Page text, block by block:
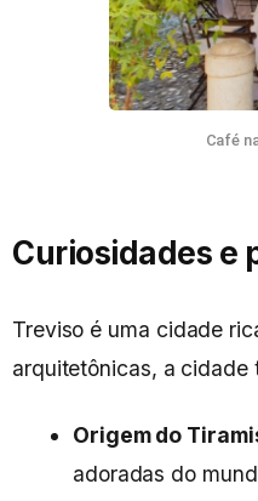
Café
Curiosidades e
Treviso é uma cidade
arquitetônicas, a cidade
Origem do
adoradas do